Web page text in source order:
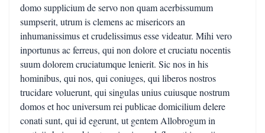
domo supplicium de servo non quam acerbissumum
sumpserit, utrum is clemens ac misericors an
inhumanissimus et crudelissimus esse videatur. Mihi vero
inportunus ac ferreus, qui non dolore et cruciatu nocentis
suum dolorem cruciatumque lenierit. Sic nos in his
hominibus, qui nos, qui coniuges, qui liberos nostros
trucidare voluerunt, qui singulas unius cuiusque nostrum
domos et hoc universum rei publicae domicilium delere
conati sunt, qui id egerunt, ut gentem Allobrogum in